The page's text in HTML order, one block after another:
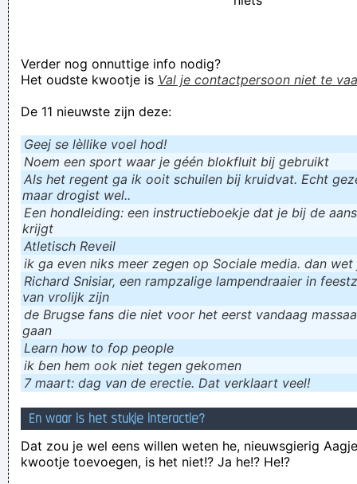
Verder nog onnuttige info nodig?
Het oudste kwootje is Val je contactpersoon niet te
De 11 nieuwste zijn deze:
Geej se lèllike voel hod!
Noem een sport waar je géén blokfluit bij gebruikt
Als het regent ga ik ooit schuilen bij kruidvat. Echt
maar drogist wel..
Een hondleiding: een instructieboekje dat je bij de
krijgt
Atletisch Reveil
ik ga even niks meer zegen op Sociale media. dan
Richard Snisiar, een rampzalige lampendraaier in
van vrolijk zijn
de Brugse fans die niet voor het eerst vandaag
gaan
Learn how to fop people
ik ɓen hem ook niet tegen gekomen
7 maart: dag van de erectie. Dat verklaart veel!
En waar is het stukje interactie?
Dat zou je wel eens willen weten he, nieuwsgierig
kwootje toevoegen, is het niet!? Ja he!? He!?